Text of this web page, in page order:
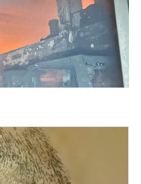
Çeyrek, Ons ve